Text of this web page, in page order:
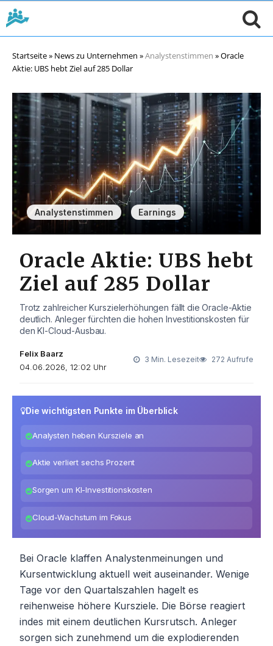
Startseite» News zu Unternehmen »Analystenstimmen »Oracle
Aktie: UBS hebt Ziel auf 285 Dollar
Analystenstimmen Earnings
Oracle Aktie: UBS hebt
Ziel auf 285 Dollar
Trotz zahlreicher Kurszielerhöhungen fällt die Oracle-Aktie
deutlich. Anleger fürchten die hohen Investitionskosten für
den KI-Cloud-Ausbau.
Felix Baarz
04.06.2026, 12:02 Uhr
3 Min. Lesezeit 272 Aufrufe
Die wichtigsten Punkte im Überblick
Analysten heben Kursziele an
Aktie verliert sechs Prozent
Sorgen um KI-Investitionskosten
Cloud-Wachstum im Fokus
Bei Oracle klaffen Analystenmeinungen und
Kursentwicklung aktuell weit auseinander. Wenige
Tage vor den Quartalszahlen hagelt es
reihenweise höhere Kursziele. Die Börse reagiert
indes mit einem deutlichen Kursrutsch. Anleger
sorgen sich zunehmend um die explodierenden